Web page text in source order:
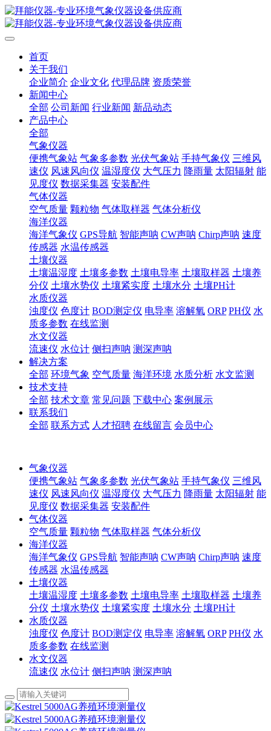
首页
关于我们
企业简介 企业文化 代理品牌 资质荣誉
新闻中心
全部 公司新闻 行业新闻 新品动态
产品中心
全部
气象仪器
便携气象站 气象多参数 光伏气象站 手持气象仪 三维风
速仪 风速风向仪 温湿度仪 大气压力 降雨量 太阳辐射 能
见度仪 数据采集器 安装配件
气体仪器
空气质量 颗粒物 气体取样器 气体分析仪
海洋仪器
海洋气象仪 GPS导航 智能声呐 CW声呐 Chirp声呐 速度
传感器 水温传感器
土壤仪器
土壤温湿度 土壤多参数 土壤电导率 土壤取样器 土壤养
分仪 土壤水势仪 土壤紧实度 土壤水分 土壤PH计
水质仪器
浊度仪 色度计 BOD测定仪 电导率 溶解氧 ORP PH仪 水
质多参数 在线监测
水文仪器
流速仪 水位计 侧扫声呐 测深声呐
解决方案
全部 环境气象 空气质量 海洋环境 水质分析 水文监测
技术支持
全部 技术文章 常见问题 下载中心 案例展示
联系我们
全部 联系方式 人才招聘 在线留言 会员中心
气象仪器
便携气象站 气象多参数 光伏气象站 手持气象仪 三维风
速仪 风速风向仪 温湿度仪 大气压力 降雨量 太阳辐射 能
见度仪 数据采集器 安装配件
气体仪器
空气质量 颗粒物 气体取样器 气体分析仪
海洋仪器
海洋气象仪 GPS导航 智能声呐 CW声呐 Chirp声呐 速度
传感器 水温传感器
土壤仪器
土壤温湿度 土壤多参数 土壤电导率 土壤取样器 土壤养
分仪 土壤水势仪 土壤紧实度 土壤水分 土壤PH计
水质仪器
浊度仪 色度计 BOD测定仪 电导率 溶解氧 ORP PH仪 水
质多参数 在线监测
水文仪器
流速仪 水位计 侧扫声呐 测深声呐